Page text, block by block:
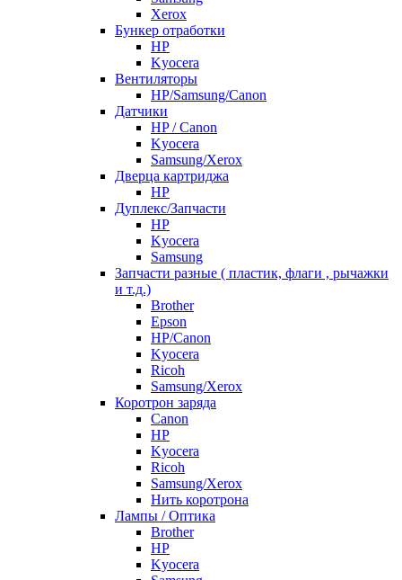
Xerox
Бункер отработки
HP
Kyocera
Вентиляторы
HP/Samsung/Canon
Датчики
HP / Canon
Kyocera
Samsung/Xerox
Дверца картриджа
HP
Дуплекс/Запчасти
HP
Kyocera
Samsung
Запчасти разные ( пластик, флаги , рычажки
и т.д.)
Brother
Epson
HP/Canon
Kyocera
Ricoh
Samsung/Xerox
Коротрон заряда
Canon
HP
Kyocera
Ricoh
Samsung/Xerox
Нить коротрона
Лампы / Оптика
Brother
HP
Kyocera